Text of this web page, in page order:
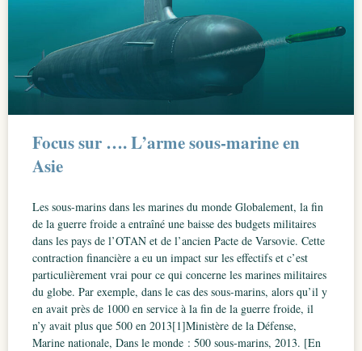
Focus sur …. L’arme sous-marine en
Asie
Les sous-marins dans les marines du monde Globalement, la fin
de la guerre froide a entraîné une baisse des budgets militaires
dans les pays de l’OTAN et de l’ancien Pacte de Varsovie. Cette
contraction financière a eu un impact sur les effectifs et c’est
particulièrement vrai pour ce qui concerne les marines militaires
du globe. Par exemple, dans le cas des sous-marins, alors qu’il y
en avait près de 1000 en service à la fin de la guerre froide, il
n’y avait plus que 500 en 2013[1]Ministère de la Défense,
Marine nationale, Dans le monde : 500 sous-marins, 2013. [En